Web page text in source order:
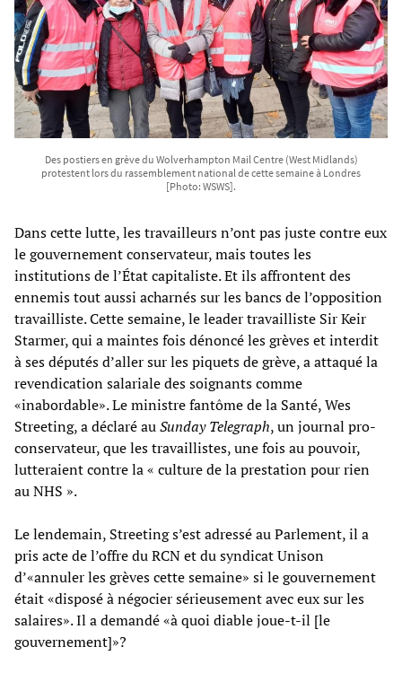
Des postiers en grève du Wolverhampton Mail Centre (West Midlands)
protestent lors du rassemblement national de cette semaine à Londres
[Photo: WSWS].
Dans cette lutte, les travailleurs n’ont pas juste contre eux
le gouvernement conservateur, mais toutes les
institutions de l’État capitaliste. Et ils affrontent des
ennemis tout aussi acharnés sur les bancs de l’opposition
travailliste. Cette semaine, le leader travailliste Sir Keir
Starmer, qui a maintes fois dénoncé les grèves et interdit
à ses députés d’aller sur les piquets de grève, a attaqué la
revendication salariale des soignants comme
«inabordable». Le ministre fantôme de la Santé, Wes
Streeting, a déclaré auSunday Telegraph, un journal pro-
conservateur, que les travaillistes, une fois au pouvoir,
lutteraient contre la « culture de la prestation pour rien
au NHS ».
Le lendemain, Streeting s’est adressé au Parlement, il a
pris acte de l’offre du RCN et du syndicat Unison
d’«annuler les grèves cette semaine» si le gouvernement
était «disposé à négocier sérieusement avec eux sur les
salaires». Il a demandé «à quoi diable joue-t-il [le
gouvernement]»?